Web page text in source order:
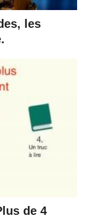
les
de 4